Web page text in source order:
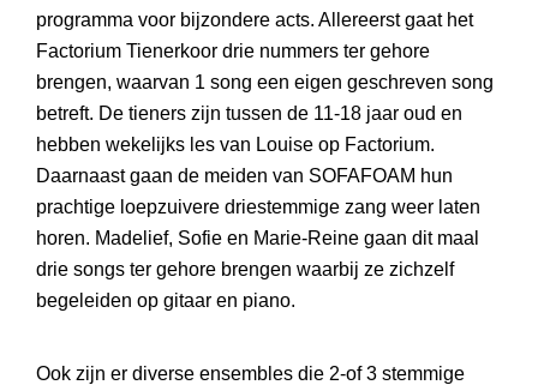
programma voor bijzondere acts. Allereerst gaat het
Factorium Tienerkoor drie nummers ter gehore
brengen, waarvan 1 song een eigen geschreven song
betreft. De tieners zijn tussen de 11-18 jaar oud en
hebben wekelijks les van Louise op Factorium.
Daarnaast gaan de meiden van SOFAFOAM hun
prachtige loepzuivere driestemmige zang weer laten
horen. Madelief, Sofie en Marie-Reine gaan dit maal
drie songs ter gehore brengen waarbij ze zichzelf
begeleiden op gitaar en piano.
Ook zijn er diverse ensembles die 2-of 3 stemmige